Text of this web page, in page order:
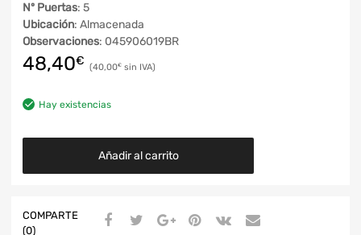
Nº Puertas: 5
Ubicación: Almacenada
Observaciones: 045906019BR
48,40€ 40,00€
Hay existencias
Añadir al carrito
COMPARTE
(0)